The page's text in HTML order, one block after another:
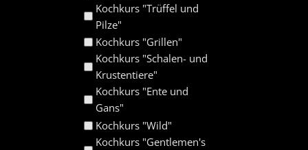
Kochkurs "Trüffel und
Pilze"
Kochkurs "Grillen"
Kochkurs "Schalen- und
Krustentiere"
Kochkurs "Ente und
Gans"
Kochkurs "Wild"
Kochkurs "Gentlemen's